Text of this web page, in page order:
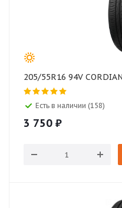
205/55R16 94V
Есть в наличии (158)
3 750 ₽